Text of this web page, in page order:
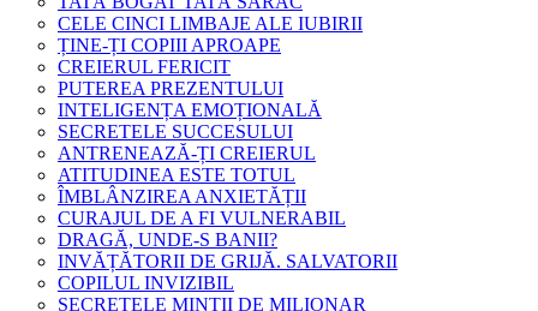
CELE CINCI LIMBAJE ALE IUBIRII
ȚINE-ȚI COPIII APROAPE
CREIERUL FERICIT
PUTEREA PREZENTULUI
INTELIGENȚA EMOȚIONALĂ
SECRETELE SUCCESULUI
ANTRENEAZĂ-ȚI CREIERUL
ATITUDINEA ESTE TOTUL
ÎMBLÂNZIREA ANXIETĂȚII
CURAJUL DE A FI VULNERABIL
DRAGĂ, UNDE-S BANII?
INVĂȚĂTORII DE GRIJĂ. SALVATORII
COPILUL INVIZIBIL
SECRETELE MINȚII DE MILIONAR